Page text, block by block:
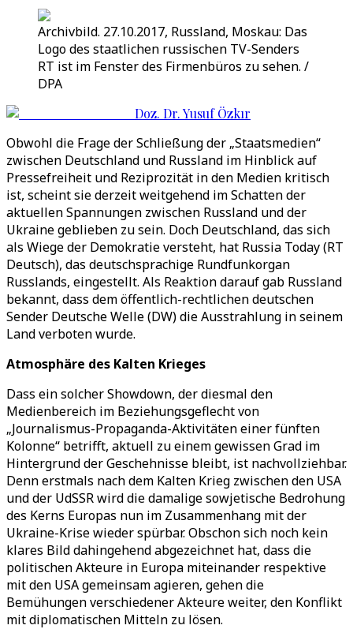
Archivbild. 27.10.2017, Russland, Moskau: Das
Logo des staatlichen russischen TV-Senders
RT ist im Fenster des Firmenbüros zu sehen. /
DPA
Doz. Dr. Yusuf Özkır
Obwohl die Frage der Schließung der „Staatsmedien“
zwischen Deutschland und Russland im Hinblick auf
Pressefreiheit und Reziprozität in den Medien kritisch
ist, scheint sie derzeit weitgehend im Schatten der
aktuellen Spannungen zwischen Russland und der
Ukraine geblieben zu sein. Doch Deutschland, das sich
als Wiege der Demokratie versteht, hat Russia Today (RT
Deutsch), das deutschsprachige Rundfunkorgan
Russlands, eingestellt. Als Reaktion darauf gab Russland
bekannt, dass dem öffentlich-rechtlichen deutschen
Sender Deutsche Welle (DW) die Ausstrahlung in seinem
Land verboten wurde.
Atmosphäre des Kalten Krieges
Dass ein solcher Showdown, der diesmal den
Medienbereich im Beziehungsgeflecht von
„Journalismus-Propaganda-Aktivitäten einer fünften
Kolonne“ betrifft, aktuell zu einem gewissen Grad im
Hintergrund der Geschehnisse bleibt, ist nachvollziehbar.
Denn erstmals nach dem Kalten Krieg zwischen den USA
und der UdSSR wird die damalige sowjetische Bedrohung
des Kerns Europas nun im Zusammenhang mit der
Ukraine-Krise wieder spürbar. Obschon sich noch kein
klares Bild dahingehend abgezeichnet hat, dass die
politischen Akteure in Europa miteinander respektive
mit den USA gemeinsam agieren, gehen die
Bemühungen verschiedener Akteure weiter, den Konflikt
mit diplomatischen Mitteln zu lösen.